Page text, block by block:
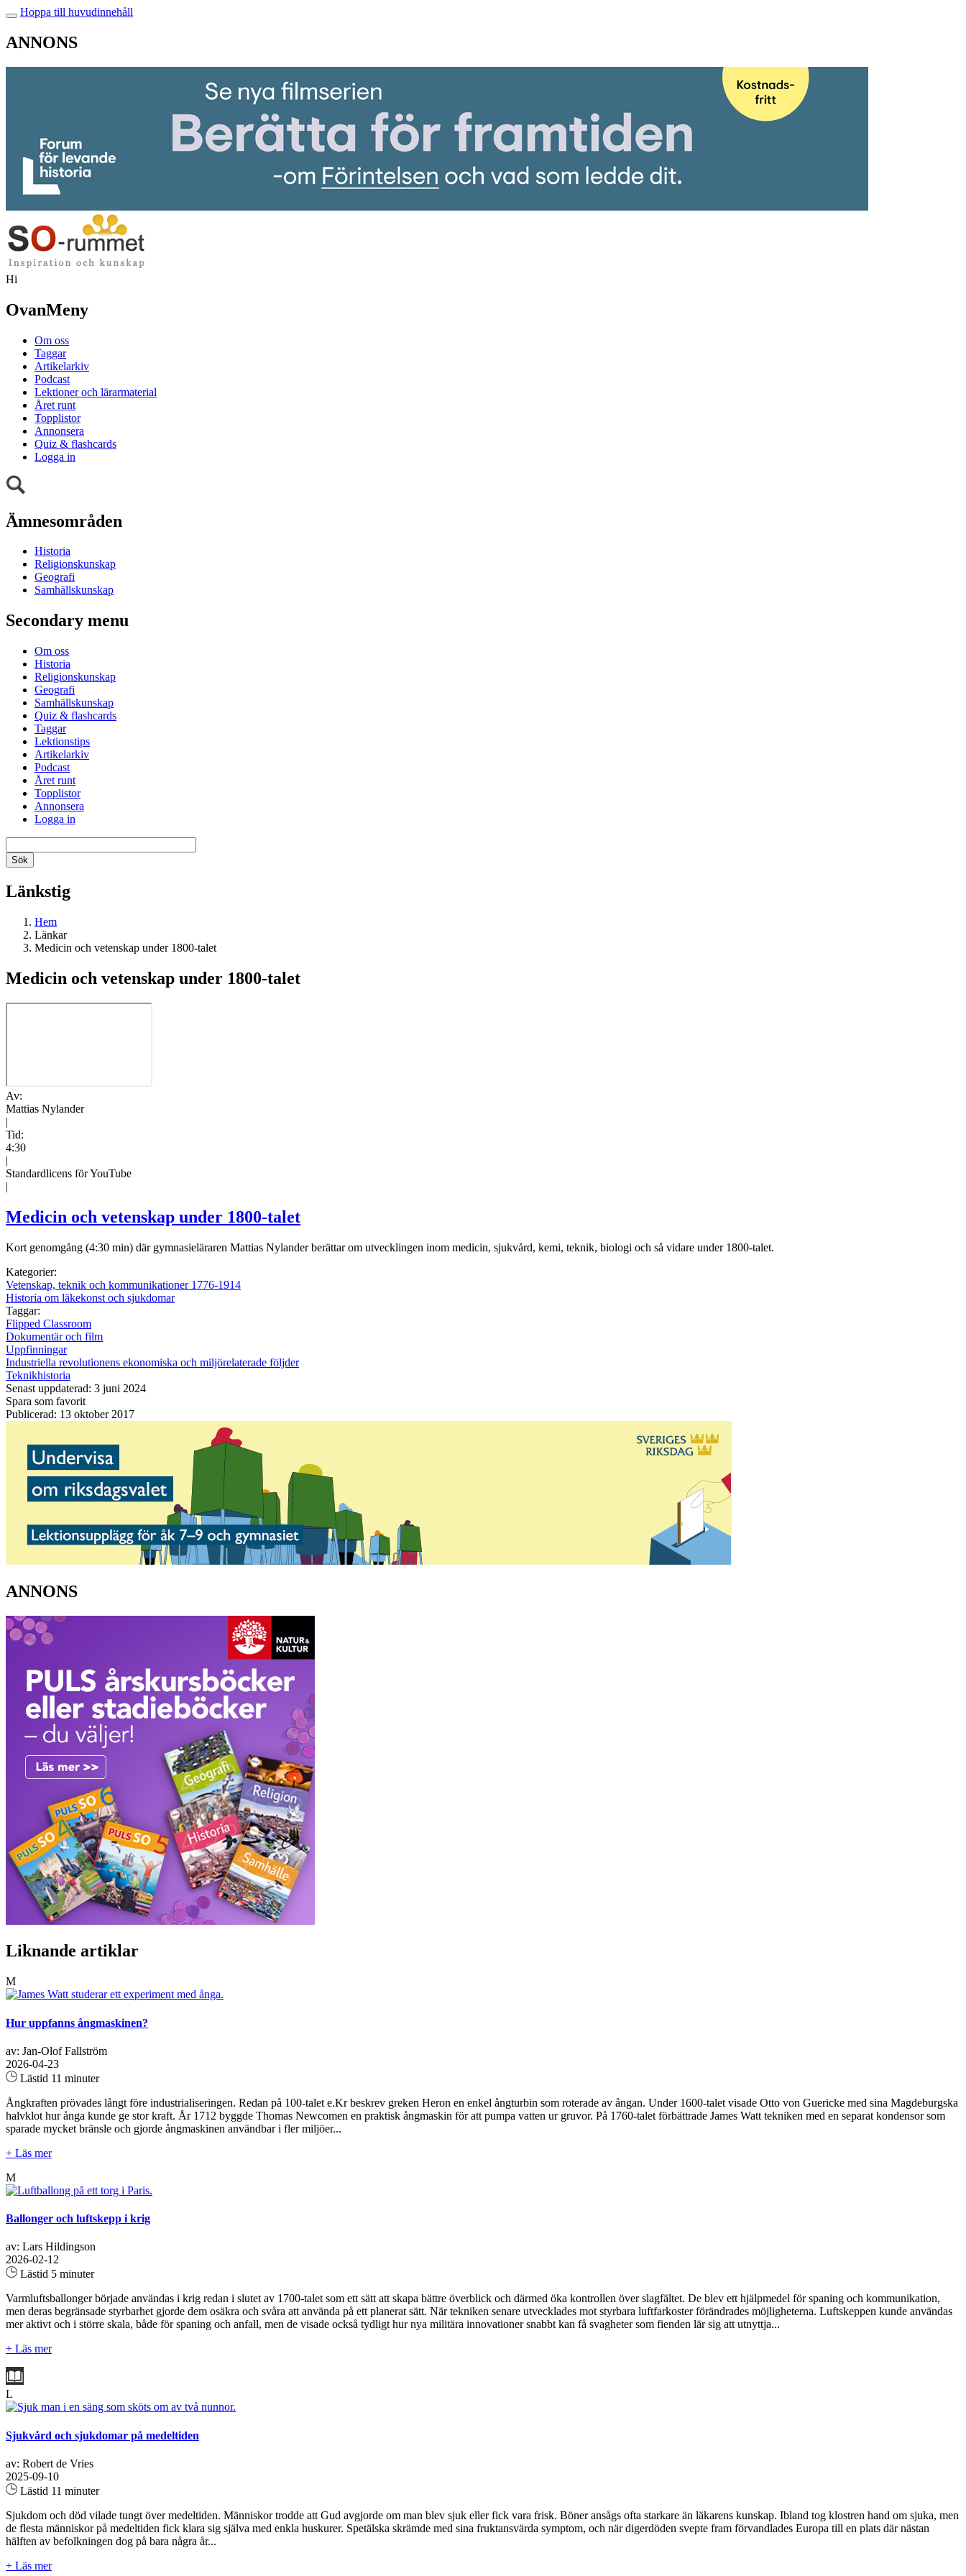
Hoppa till huvudinnehåll
ANNONS
Hi
OvanMeny
Om oss
Taggar
Artikelarkiv
Podcast
Lektioner och lärarmaterial
Året runt
Topplistor
Annonsera
Quiz & flashcards
Logga in
Ämnesområden
Historia
Religionskunskap
Geografi
Samhällskunskap
Secondary menu
Om oss
Historia
Religionskunskap
Geografi
Samhällskunskap
Quiz & flashcards
Taggar
Lektionstips
Artikelarkiv
Podcast
Året runt
Topplistor
Annonsera
Logga in
Länkstig
Hem
Länkar
Medicin och vetenskap under 1800-talet
Medicin och vetenskap under 1800-talet
Av:
Mattias Nylander
|
Tid:
4:30
|
Standardlicens för YouTube
|
Medicin och vetenskap under 1800-talet
Kort genomgång (4:30 min) där gymnasieläraren Mattias Nylander berättar om utvecklingen inom medicin, sjukvård, kemi, teknik, biologi och så vidare under 1800-talet.
Kategorier:
Vetenskap, teknik och kommunikationer 1776-1914
Historia om läkekonst och sjukdomar
Taggar:
Flipped Classroom
Dokumentär och film
Uppfinningar
Industriella revolutionens ekonomiska och miljörelaterade följder
Teknikhistoria
Senast uppdaterad: 3 juni 2024
Spara som favorit
Publicerad: 13 oktober 2017
ANNONS
Liknande artiklar
M
Hur uppfanns ångmaskinen?
av: Jan-Olof Fallström
2026-04-23
Lästid 11 minuter
Ångkraften prövades långt före industrialiseringen. Redan på 100-talet e.Kr beskrev greken Heron en enkel ångturbin som roterade av ångan. Under 1600-talet visade Otto von Guericke med sina Magdeburgska
halvklot hur ånga kunde ge stor kraft. År 1712 byggde Thomas Newcomen en praktisk ångmaskin för att pumpa vatten ur gruvor. På 1760-talet förbättrade James Watt tekniken med en separat kondensor som
sparade mycket bränsle och gjorde ångmaskinen användbar i fler miljöer...
+ Läs mer
M
Ballonger och luftskepp i krig
av: Lars Hildingson
2026-02-12
Lästid 5 minuter
Varmluftsballonger började användas i krig redan i slutet av 1700-talet som ett sätt att skapa bättre överblick och därmed öka kontrollen över slagfältet. De blev ett hjälpmedel för spaning och kommunikation,
men deras begränsade styrbarhet gjorde dem osäkra och svåra att använda på ett planerat sätt. När tekniken senare utvecklades mot styrbara luftfarkoster förändrades möjligheterna. Luftskeppen kunde användas
mer aktivt och i större skala, både för spaning och anfall, men de visade också tydligt hur nya militära innovationer snabbt kan få svagheter som fienden lär sig att utnyttja...
+ Läs mer
L
Sjukvård och sjukdomar på medeltiden
av: Robert de Vries
2025-09-10
Lästid 11 minuter
Sjukdom och död vilade tungt över medeltiden. Människor trodde att Gud avgjorde om man blev sjuk eller fick vara frisk. Böner ansågs ofta starkare än läkarens kunskap. Ibland tog klostren hand om sjuka, men
de flesta människor på medeltiden fick klara sig själva med enkla huskurer. Spetälska skrämde med sina fruktansvärda symptom, och när digerdöden svepte fram förvandlades Europa till en plats där nästan
hälften av befolkningen dog på bara några år...
+ Läs mer